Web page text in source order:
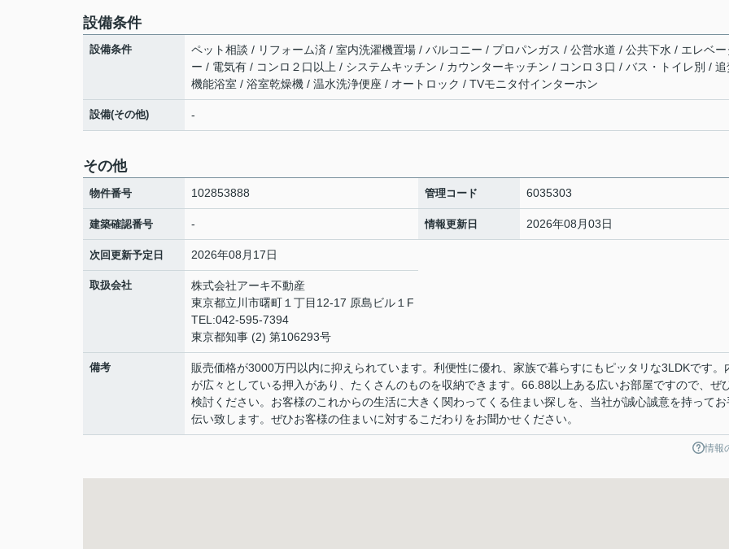
設備条件
設備条件
ペット相談 / リフォーム済 / 室内洗濯機置場 / バルコニー / プロパンガス / 公営水道 / 公共下水 / エレベー
ー / 電気有 / コンロ２口以上 / システムキッチン / カウンターキッチン / コンロ３口 / バス・トイレ別 / 追
機能浴室 / 浴室乾燥機 / 温水洗浄便座 / オートロック / TVモニタ付インターホン
設備(その他) -
その他
物件番号 102853888 管理コード 6035303
建築確認番号 - 情報更新日 2026年08月03日
次回更新予定日 2026年08月17日
取扱会社
株式会社アーキ不動産
東京都立川市曙町１丁目12-17 原島ビル１F
TEL:042-595-7394
東京都知事 (2) 第106293号
備考
販売価格が3000万円以内に抑えられています。利便性に優れ、家族で暮らすにもピッタリな3LDKです。
が広々としている押入があり、たくさんのものを収納できます。66.88以上ある広いお部屋ですので、ぜ
検討ください。お客様のこれからの生活に大きく関わってくる住まい探しを、当社が誠心誠意を持ってお
伝い致します。ぜひお客様の住まいに対するこだわりをお聞かせください。
情報